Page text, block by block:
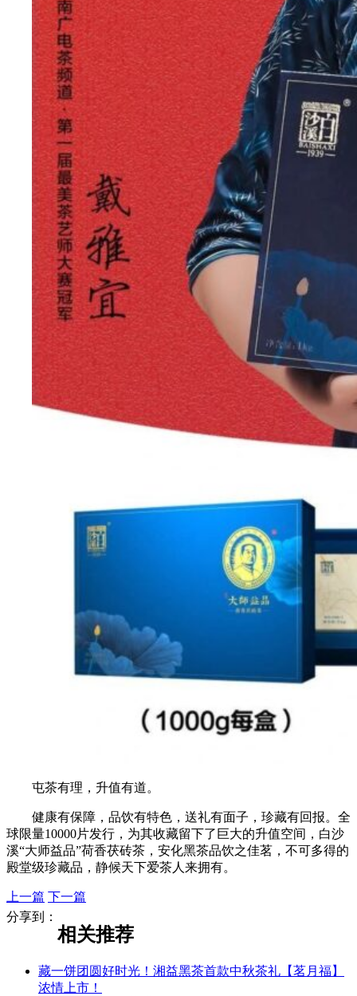
屯茶有理，升值有道。
健康有保障，品饮有特色，送礼有面子，珍藏有回报。全
球限量10000片发行，为其收藏留下了巨大的升值空间，白沙
溪“大师益品”荷香茯砖茶，安化黑茶品饮之佳茗，不可多得的
殿堂级珍藏品，静候天下爱茶人来拥有。
上一篇 下一篇
分享到：
相关推荐
藏一饼团圆好时光！湘益黑茶首款中秋茶礼【茗月福】
浓情上市！